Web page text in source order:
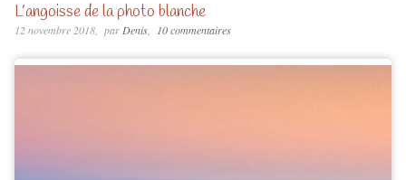
L’angoisse de la photo blanche
12 novembre 2018 parDenis 10 commentaires